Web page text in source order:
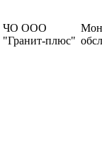
ЧО ООО
"Гранит-плюс"